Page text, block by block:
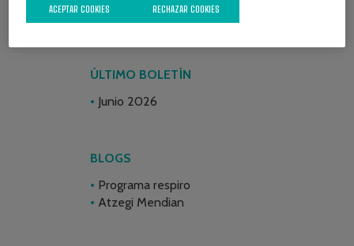
ÚLTIMO BOLETÍN
Junio 2026
BLOGS
Programa respiro
Atzegi Mendian
RECHAZAR COOKIES
ACEPTAR COOKIES